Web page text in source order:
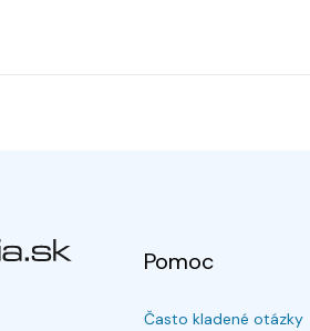
Pomoc
Často kladené otázky